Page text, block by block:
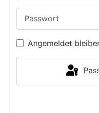
Angemeldet